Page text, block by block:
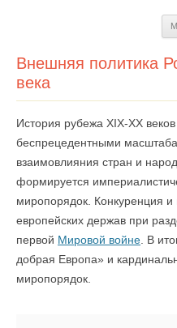
Внешняя политика
века
История рубежа XIX-XX веков
беспрецедентными
взаимовлияния стран и
формируется
миропорядок. Конкуренция
европейских держав при
первой Мировой войне . В
добрая Европа» и
миропорядок.